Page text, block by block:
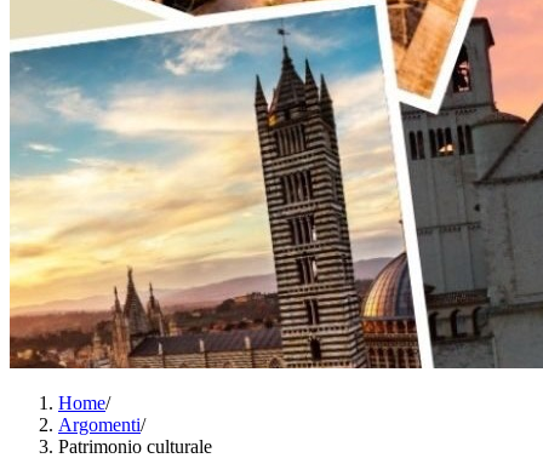
Home/
Argomenti/
Patrimonio culturale